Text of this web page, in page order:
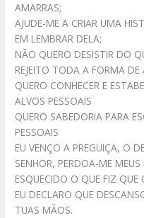
AMARRAS;
AJUDE-ME A CRIAR UMA
EM LEMBRAR DELA;
NÃO QUERO DESISTIR DO
REJEITO TODA A FORMA DE
QUERO CONHECER E
ALVOS PESSOAIS
QUERO SABEDORIA PARA
PESSOAIS
EU VENÇO A PREGUIÇA, O
SENHOR, PERDOA-ME
ESQUECIDO O QUE FIZ
EU DECLARO QUE
TUAS MÃOS.